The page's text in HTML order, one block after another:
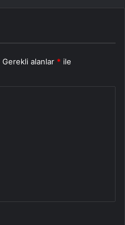
Gerekli alanlar * ile